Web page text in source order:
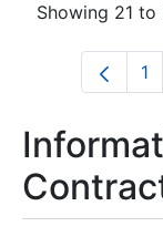
Showing 21
1